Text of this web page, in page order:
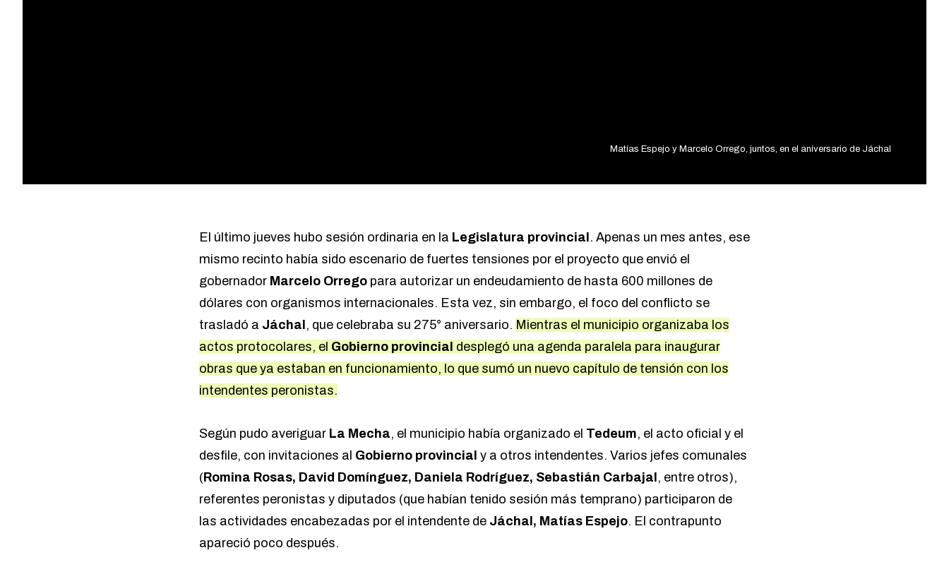
Matías Espejo y Marcelo Orrego, juntos, en el aniversario de Jáchal
El último jueves hubo sesión ordinaria en la Legislatura provincial. Apenas un mes antes, ese
mismo recinto había sido escenario de fuertes tensiones por el proyecto que envió el
gobernador Marcelo Orrego para autorizar un endeudamiento de hasta 600 millones de
dólares con organismos internacionales. Esta vez, sin embargo, el foco del conflicto se
trasladó a Jáchal, que celebraba su 275° aniversario. Mientras el municipio organizaba los
actos protocolares, el Gobierno provincial desplegó una agenda paralela para inaugurar
obras que ya estaban en funcionamiento, lo que sumó un nuevo capítulo de tensión con los
intendentes peronistas.
Según pudo averiguar La Mecha, el municipio había organizado el Tedeum, el acto oficial y el
desfile, con invitaciones al Gobierno provincial y a otros intendentes. Varios jefes comunales
(Romina Rosas, David Domínguez, Daniela Rodríguez, Sebastián Carbajal, entre otros),
referentes peronistas y diputados (que habían tenido sesión más temprano) participaron de
las actividades encabezadas por el intendente de Jáchal, Matías Espejo. El contrapunto
apareció poco después.